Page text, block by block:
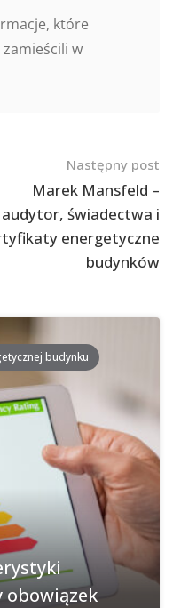
które
w
Następny post
Marek Mansfeld –
audytor, świadectwa i
energetyczne
budynków
budynku
obowiązek